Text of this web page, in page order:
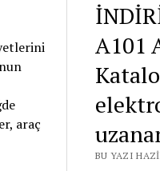
araç
A101
BU YAZI